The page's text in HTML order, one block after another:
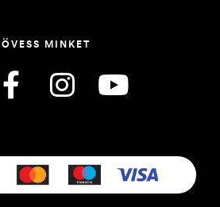
MINKET